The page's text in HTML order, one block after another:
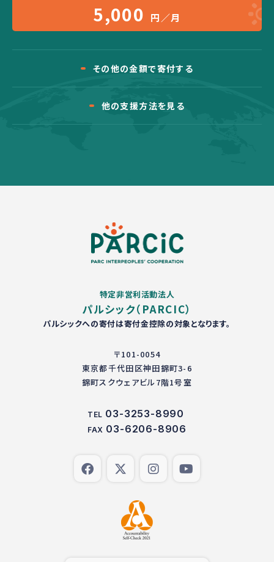
5,000 円／月
その他の金額で寄付する
他の支援方法を見る
特定非営利活動法人
パルシック（PARCIC）
パルシックへの寄付は寄付金控除の対象となります。
〒101-0054
東京都千代田区神田錦町3-6
錦町スクウェアビル7階1号室
TEL 03-3253-8990
FAX 03-6206-8906